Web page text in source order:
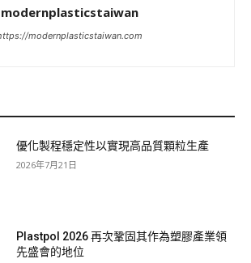
modernplasticstaiwan
modernplasticstaiwan.com
優化製程穩定性以實現高品質顆粒生產
2026年7月21日
Plastpol 2026 再次鞏固其作為塑膠產業領
先盛會的地位